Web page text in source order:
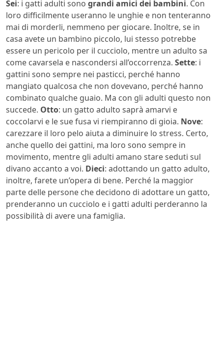
Sei: i gatti adulti sono grandi amici dei bambini. Con
loro difficilmente useranno le unghie e non tenteranno
mai di morderli, nemmeno per giocare. Inoltre, se in
casa avete un bambino piccolo, lui stesso potrebbe
essere un pericolo per il cucciolo, mentre un adulto sa
come cavarsela e nascondersi all’occorrenza. Sette: i
gattini sono sempre nei pasticci, perché hanno
mangiato qualcosa che non dovevano, perché hanno
combinato qualche guaio. Ma con gli adulti questo non
succede. Otto: un gatto adulto saprà amarvi e
coccolarvi e le sue fusa vi riempiranno di gioia. Nove:
carezzare il loro pelo aiuta a diminuire lo stress. Certo,
anche quello dei gattini, ma loro sono sempre in
movimento, mentre gli adulti amano stare seduti sul
divano accanto a voi. Dieci: adottando un gatto adulto,
inoltre, farete un’opera di bene. Perché la maggior
parte delle persone che decidono di adottare un gatto,
prenderanno un cucciolo e i gatti adulti perderanno la
possibilità di avere una famiglia.